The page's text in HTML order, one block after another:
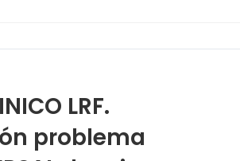
LRF.
problema